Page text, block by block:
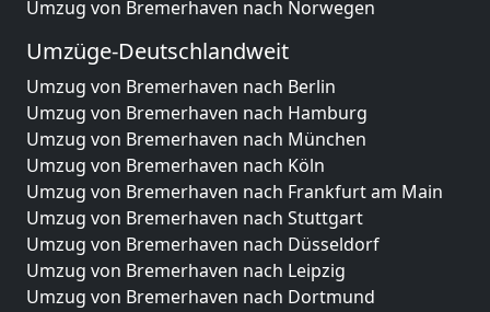
Umzug von Bremerhaven nach Norwegen
Umzüge-Deutschlandweit
Umzug von Bremerhaven nach Berlin
Umzug von Bremerhaven nach Hamburg
Umzug von Bremerhaven nach München
Umzug von Bremerhaven nach Köln
Umzug von Bremerhaven nach Frankfurt am Main
Umzug von Bremerhaven nach Stuttgart
Umzug von Bremerhaven nach Düsseldorf
Umzug von Bremerhaven nach Leipzig
Umzug von Bremerhaven nach Dortmund